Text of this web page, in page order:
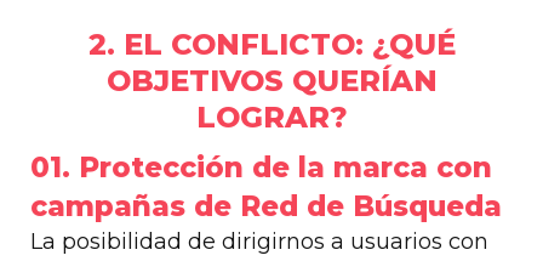
2. EL CONFLICTO: ¿QUÉ
OBJETIVOS QUERÍAN
LOGRAR?
01. Protección de la marca con
campañas de Red de Búsqueda
La posibilidad de dirigirnos a usuarios con